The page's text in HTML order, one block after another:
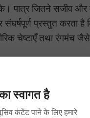
स्वागत है
कंटेंट पाने के लिए हमारे
पात्र जितने सजीव और
संघर्षपूर्ण प्रस्तुत करता है
चेष्टाएँ तथा रंगमंच
अपने पात्रों का चरित्र
के पास लम्बा